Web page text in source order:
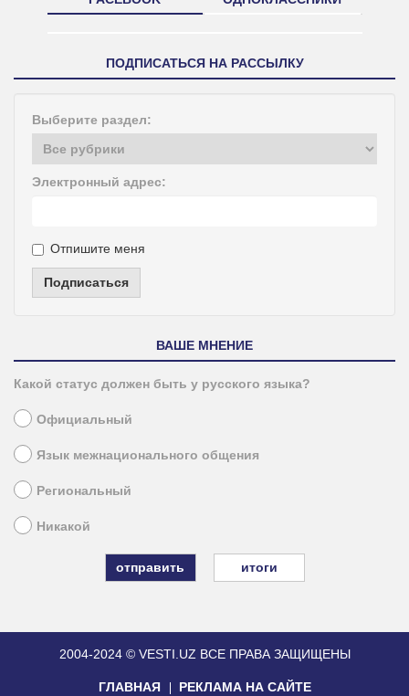
ПОДПИСАТЬСЯ НА РАССЫЛКУ
Выберите раздел:
Электронный адрес:
Отпишите меня
Подписаться
ВАШЕ МНЕНИЕ
Какой статус должен быть у русского языка?
Официальный
Язык межнационального общения
Региональный
Никакой
итоги
2004-2024 © VESTI.UZ ВСЕ ПРАВА ЗАЩИЩЕНЫ
ГЛАВНАЯ РЕКЛАМА НА САЙТЕ